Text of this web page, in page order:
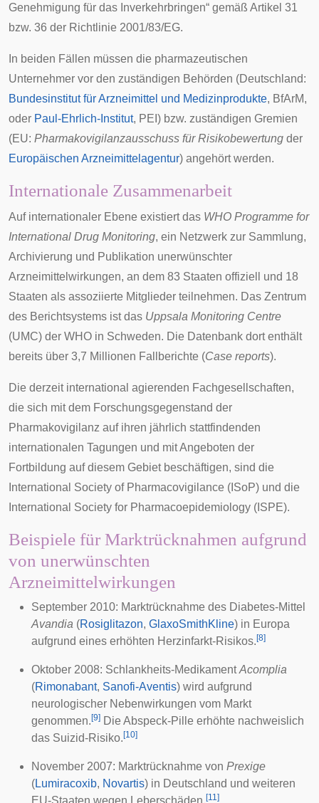
Genehmigung für das Inverkehrbringen“ gemäß Artikel 31
bzw. 36 der Richtlinie 2001/83/EG.
In beiden Fällen müssen die pharmazeutischen
Unternehmer vor den zuständigen Behörden (Deutschland:
Bundesinstitut für Arzneimittel und Medizinprodukte, BfArM,
oder Paul-Ehrlich-Institut, PEI) bzw. zuständigen Gremien
(EU: Pharmakovigilanzausschuss für Risikobewertung der
Europäischen Arzneimittelagentur) angehört werden.
Internationale Zusammenarbeit
Auf internationaler Ebene existiert das WHO Programme for
International Drug Monitoring, ein Netzwerk zur Sammlung,
Archivierung und Publikation unerwünschter
Arzneimittelwirkungen, an dem 83 Staaten offiziell und 18
Staaten als assoziierte Mitglieder teilnehmen. Das Zentrum
des Berichtsystems ist das Uppsala Monitoring Centre
(UMC) der WHO in Schweden. Die Datenbank dort enthält
bereits über 3,7 Millionen Fallberichte (Case reports).
Die derzeit international agierenden Fachgesellschaften,
die sich mit dem Forschungsgegenstand der
Pharmakovigilanz auf ihren jährlich stattfindenden
internationalen Tagungen und mit Angeboten der
Fortbildung auf diesem Gebiet beschäftigen, sind die
International Society of Pharmacovigilance (ISoP) und die
International Society for Pharmacoepidemiology (ISPE).
Beispiele für Marktrücknahmen aufgrund
von unerwünschten
Arzneimittelwirkungen
September 2010: Marktrücknahme des Diabetes-Mittel
Avandia (Rosiglitazon, GlaxoSmithKline) in Europa
aufgrund eines erhöhten Herzinfarkt-Risikos. [8]
Oktober 2008: Schlankheits-MedikamentAcomplia
(Rimonabant, Sanofi-Aventis) wird aufgrund
neurologischer Nebenwirkungen vom Markt
genommen. [9] Die Abspeck-Pille erhöhte nachweislich
das Suizid-Risiko. [10]
November 2007: Marktrücknahme von Prexige
(Lumiracoxib, Novartis) in Deutschland und weiteren
EU-Staaten wegen Leberschäden. [11]